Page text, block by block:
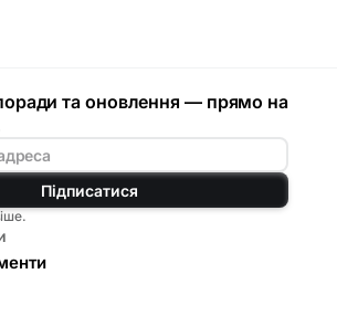
та оновлення — прямо на
Підписатися